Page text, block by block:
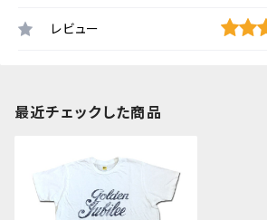
レビュー
最近チェックした商品